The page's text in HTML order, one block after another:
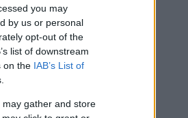
you may
by us or personal
opt-out of the
list of downstream
on the IAB’s List of
gather and store